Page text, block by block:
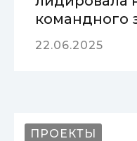
командного
22.06.2025
ПРОЕКТЫ